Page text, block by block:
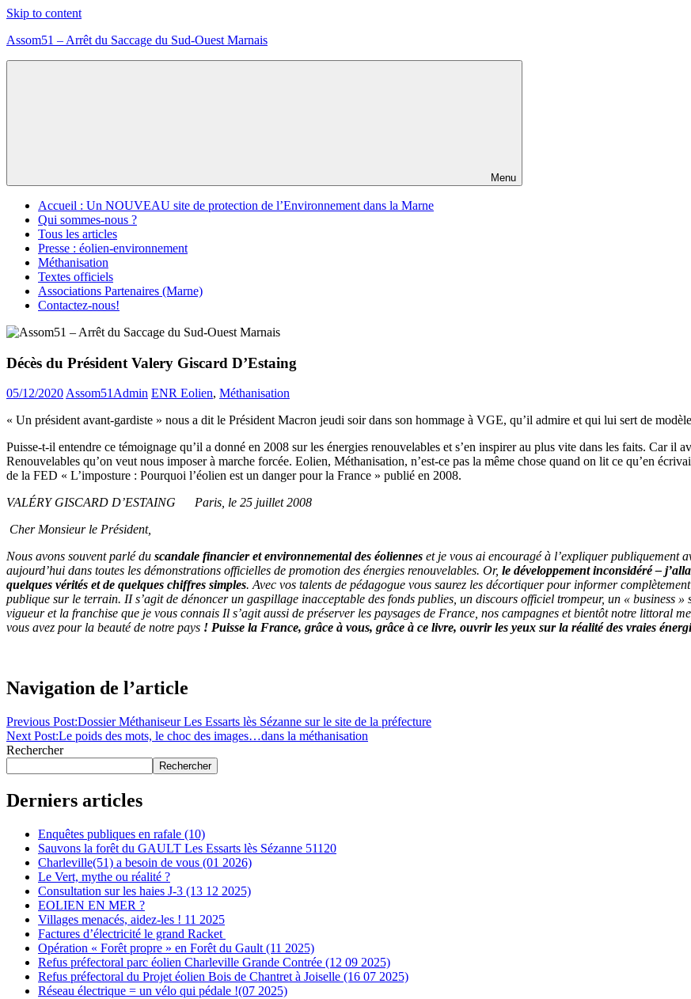
Skip to content
Assom51 – Arrêt du Saccage du Sud-Ouest Marnais
Menu
Accueil : Un NOUVEAU site de protection de l’Environnement dans la Marne
Qui sommes-nous ?
Tous les articles
Presse : éolien-environnement
Méthanisation
Textes officiels
Associations Partenaires (Marne)
Contactez-nous!
Décès du Président Valery Giscard D’Estaing
05/12/2020Assom51Admin ENR Eolien, Méthanisation
« Un président avant-gardiste » nous a dit le Président Macron jeudi soir dans son hommage à VGE, qu’il admire et qui lui sert de
Puisse-t-il entendre ce témoignage qu’il a donné en 2008 sur les énergies renouvelables et s’en inspirer au plus vite dans les faits. Car il
Renouvelables qu’on veut nous imposer à marche forcée. Eolien, Méthanisation, n’est-ce pas la même chose quand on lit ce qu’en
de la FED « L’imposture : Pourquoi l’éolien est un danger pour la France » publié en 2008.
VALÉRY GISCARD D’ESTAING Paris, le 25 juillet 2008
Cher Monsieur le Président,
Nous avons souvent parlé du scandale financier et environnemental des éoliennes et je vous ai encouragé à l’expliquer publiquement
aujourd’hui dans toutes les démonstrations officielles de promotion des énergies renouvelables. Or, le développement inconsidéré –
quelques vérités et de quelques chiffres simples. Avec vos talents de pédagogue vous saurez les décortiquer pour informer
publique sur le terrain. II s’agit de dénoncer un gaspillage inacceptable des fonds publies, un discours officiel trompeur, un « business
vigueur et la franchise que je vous connais Il s’agit aussi de préserver les paysages de France, nos campagnes et bientôt notre littoral
vous avez pour la beauté de notre pays ! Puisse la France, grâce à vous, grâce à ce livre, ouvrir les yeux sur la réalité des vraies
Navigation de l’article
Previous Post:Dossier Méthaniseur Les Essarts lès Sézanne sur le site de la préfecture
Next Post:Le poids des mots, le choc des images…dans la méthanisation
Rechercher
Rechercher
Derniers articles
Enquêtes publiques en rafale (10)
Sauvons la forêt du GAULT Les Essarts lès Sézanne 51120
Charleville(51) a besoin de vous (01 2026)
Le Vert, mythe ou réalité ?
Consultation sur les haies J-3 (13 12 2025)
EOLIEN EN MER ?
Villages menacés, aidez-les ! 11 2025
Factures d’électricité le grand Racket
Opération « Forêt propre » en Forêt du Gault (11 2025)
Refus préfectoral parc éolien Charleville Grande Contrée (12 09 2025)
Refus préfectoral du Projet éolien Bois de Chantret à Joiselle (16 07 2025)
Réseau électrique = un vélo qui pédale !(07 2025)